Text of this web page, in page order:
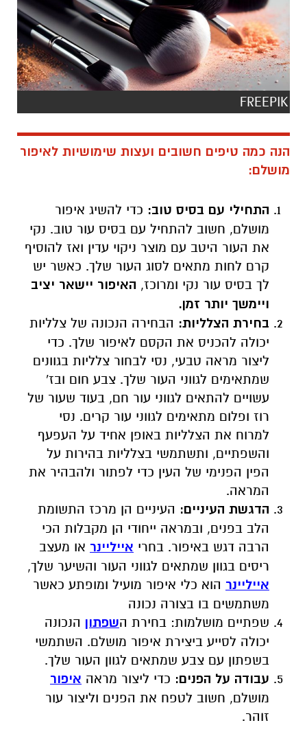
FREEPIK
הנה כמה טיפים חשובים ועצות שימושיות לאיפור
מושלם:
התחילי עם בסיס טוב: כדי להשיג איפור
מושלם, חשוב להתחיל עם בסיס עור טוב. נקי
את העור היטב עם מוצר ניקוי עדין ואז להוסיף
קרם לחות מתאים לסוג העור שלך. כאשר יש
לך בסיס עור נקי ומרוכז, האיפור יישאר יציב
ויימשך יותר זמן.
בחירת הצלליות: הבחירה הנכונה של צלליות
יכולה להכניס את הקסם לאיפור שלך. כדי
ליצור מראה טבעי, נסי לבחור צלליות בגוונים
שמתאימים לגווני העור שלך. צבע חום ובז'
עשויים להתאים לגווני עור חם, בעוד שעור של
רוז ופלום מתאימים לגווני עור קרים. נסי
למרוח את הצלליות באופן אחיד על העפעף
והשפתיים, ותשתמשי בצלליות בהירות על
הפין הפנימי של העין כדי לפתור ולהבהיר את
המראה.
הדגשת העיניים: העיניים הן מרכז התשומת
הלב בפנים, ובמראה ייחודי הן מקבלות הכי
הרבה דגש באיפור. בחרי אייליינר או מעצב
ריסים בגוון שמתאים לגווני העור והשיער שלך,
אייליינר הוא כלי איפור מועיל ומופתע כאשר
משתמשים בו בצורה נכונה
שפתיים מושלמות: בחירת השפתון הנכונה
יכולה לסייע ביצירת איפור מושלם. השתמשי
בשפתון עם צבע שמתאים לגוון העור שלך.
עבודה על הפנים: כדי ליצור מראה איפור
מושלם, חשוב לטפח את הפנים וליצור עור
זוהר.